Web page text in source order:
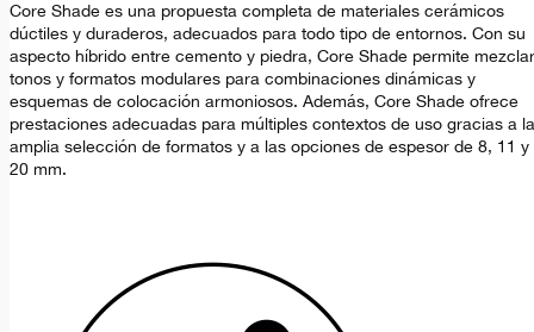
Core Shade es una propuesta completa de materiales cerámicos
dúctiles y duraderos, adecuados para todo tipo de entornos. Con su
aspecto híbrido entre cemento y piedra, Core Shade permite mezclar
tonos y formatos modulares para combinaciones dinámicas y
esquemas de colocación armoniosos. Además, Core Shade ofrece
prestaciones adecuadas para múltiples contextos de uso gracias a la
amplia selección de formatos y a las opciones de espesor de 8, 11 y
20 mm.